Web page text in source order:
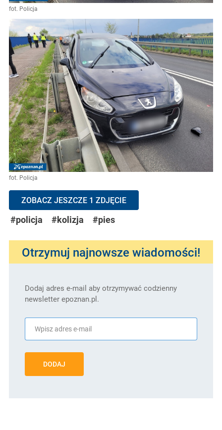
fot. Policja
fot. Policja
ZOBACZ JESZCZE 1 ZDJĘCIE
#policja #kolizja #pies
Otrzymuj najnowsze wiadomości!
Dodaj adres e-mail aby otrzymywać codzienny
newsletter epoznan.pl.
DODAJ